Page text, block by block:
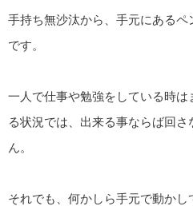
手持ち無沙汰から、手元にある
です。
一人で仕事や勉強をしている時
る状況では、出来る事ならば回
ん。
それでも、何かしら手元で動か